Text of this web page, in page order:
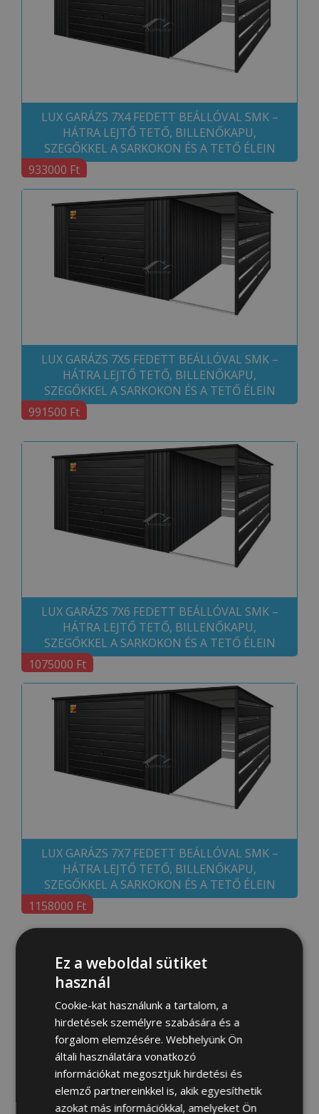
LUX GARÁZS 7X4 FEDETT BEÁLLÓVAL SMK –
HÁTRA LEJTŐ TETŐ, BILLENŐKAPU,
SZEGŐKKEL A SARKOKON ÉS A TETŐ ÉLEIN
933000 Ft
LUX GARÁZS 7X5 FEDETT BEÁLLÓVAL SMK –
HÁTRA LEJTŐ TETŐ, BILLENŐKAPU,
SZEGŐKKEL A SARKOKON ÉS A TETŐ ÉLEIN
991500 Ft
LUX GARÁZS 7X6 FEDETT BEÁLLÓVAL SMK –
HÁTRA LEJTŐ TETŐ, BILLENŐKAPU,
SZEGŐKKEL A SARKOKON ÉS A TETŐ ÉLEIN
1075000 Ft
LUX GARÁZS 7X7 FEDETT BEÁLLÓVAL SMK –
HÁTRA LEJTŐ TETŐ, BILLENŐKAPU,
SZEGŐKKEL A SARKOKON ÉS A TETŐ ÉLEIN
1158000 Ft
LUX GARÁZS 7X8 FEDETT BEÁLLÓVAL SMK –
Ez a weboldal sütiket
használ
Cookie-kat használunk a tartalom, a
hirdetések személyre szabására és a
forgalom elemzésére. Webhelyünk Ön
általi használatára vonatkozó
információkat megosztjuk hirdetési és
elemző partnereinkkel is, akik egyesíthetik
azokat más információkkal, amelyeket Ön